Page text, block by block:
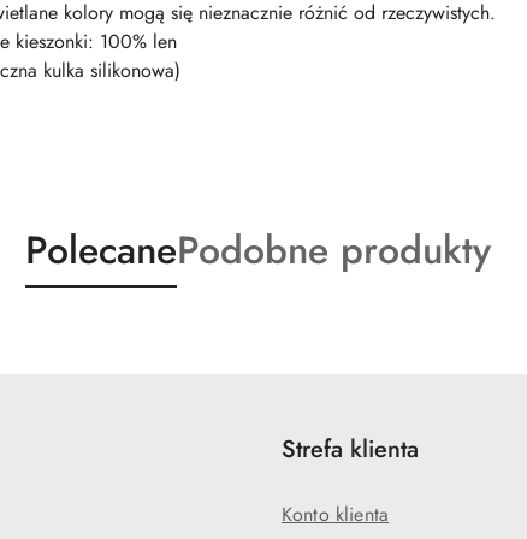
kolory mogą się nieznacznie różnić od rzeczywistych.
kieszonki: 100% len
kulka silikonowa)
Produkty
o
PolecaneProdukty
o
Podobne produkty
Strefa klienta
Konto klienta